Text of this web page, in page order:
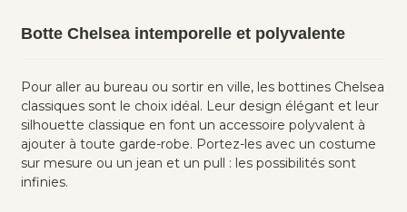
Botte Chelsea intemporelle et polyvalente
Pour aller au bureau ou sortir en ville, les bottines Chelsea
classiques sont le choix idéal. Leur design élégant et leur
silhouette classique en font un accessoire polyvalent à
ajouter à toute garde-robe. Portez-les avec un costume
sur mesure ou un jean et un pull : les possibilités sont
infinies.